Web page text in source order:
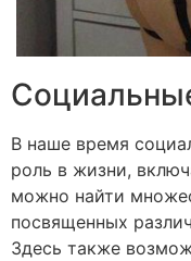
В наше время
роль в жизни,
можно найти
посвященных
Здесь также